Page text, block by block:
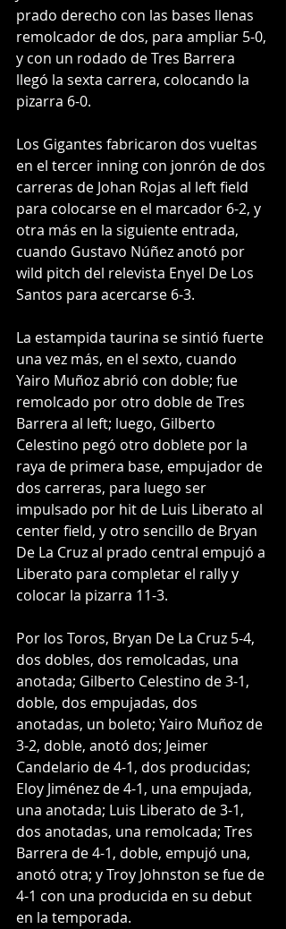
prado derecho con las bases llenas
remolcador de dos, para ampliar 5-0,
y con un rodado de Tres Barrera
llegó la sexta carrera, colocando la
pizarra 6-0.
Los Gigantes fabricaron dos vueltas
en el tercer inning con jonrón de dos
carreras de Johan Rojas al left field
para colocarse en el marcador 6-2, y
otra más en la siguiente entrada,
cuando Gustavo Núñez anotó por
wild pitch del relevista Enyel De Los
Santos para acercarse 6-3.
La estampida taurina se sintió fuerte
una vez más, en el sexto, cuando
Yairo Muñoz abrió con doble; fue
remolcado por otro doble de Tres
Barrera al left; luego, Gilberto
Celestino pegó otro doblete por la
raya de primera base, empujador de
dos carreras, para luego ser
impulsado por hit de Luis Liberato al
center field, y otro sencillo de Bryan
De La Cruz al prado central empujó a
Liberato para completar el rally y
colocar la pizarra 11-3.
Por los Toros, Bryan De La Cruz 5-4,
dos dobles, dos remolcadas, una
anotada; Gilberto Celestino de 3-1,
doble, dos empujadas, dos
anotadas, un boleto; Yairo Muñoz de
3-2, doble, anotó dos; Jeimer
Candelario de 4-1, dos producidas;
Eloy Jiménez de 4-1, una empujada,
una anotada; Luis Liberato de 3-1,
dos anotadas, una remolcada; Tres
Barrera de 4-1, doble, empujó una,
anotó otra; y Troy Johnston se fue de
4-1 con una producida en su debut
en la temporada.